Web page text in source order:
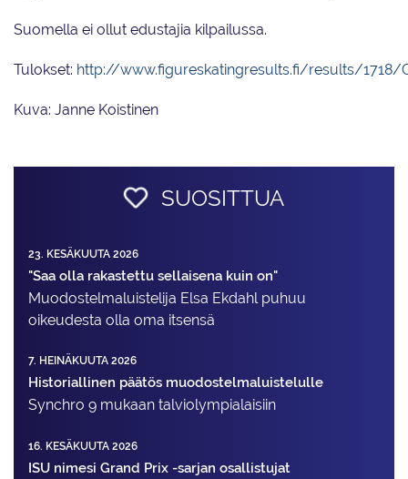
Suomella ei ollut edustajia kilpailussa.
Tulokset: http://www.figureskatingresults.fi/results/1718/
Kuva: Janne Koistinen
SUOSITTUA
23. KESÄKUUTA 2026
"Saa olla rakastettu sellaisena kuin on"
Muodostelma­luistelija Elsa Ekdahl puhuu
oikeudesta olla oma itsensä
7. HEINÄKUUTA 2026
Historiallinen päätös muodostelmaluistelulle
Synchro 9 mukaan talviolympialaisiin
16. KESÄKUUTA 2026
ISU nimesi Grand Prix -sarjan osallistujat